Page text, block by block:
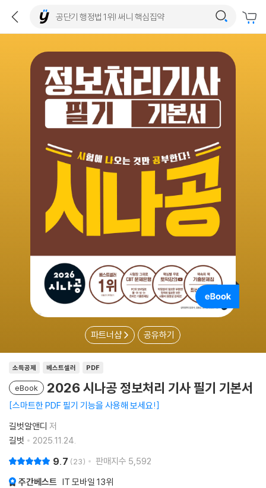
파트너샵 공유하기
소득공제 베스트셀러 PDF
eBook 2026 시나공 정보처리 기사 필기 기본서
스마트한 PDF 필기 기능을 사용해 보세요!
길벗알앤디 저
길벗
2025.11.24.
9.7 23 판매지수 5,592
주간베스트 IT 모바일 13위